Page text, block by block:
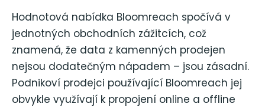
Hodnotová nabídka Bloomreach spočívá v
jednotných obchodních zážitcích, což
znamená, že data z kamenných prodejen
nejsou dodatečným nápadem – jsou zásadní.
Podnikoví prodejci používající Bloomreach jej
obvykle využívají k propojení online a offline